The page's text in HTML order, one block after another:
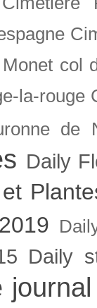
col
la-rouge
de
Daily
Daily
journal